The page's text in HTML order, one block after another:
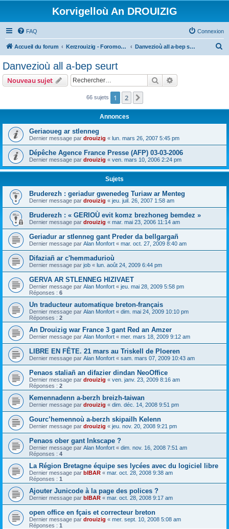
Korvigelloù An DROUIZIG
FAQ Connexion
Accueil du forum Kerzrouizig - Foromoù An Drouizig Danvezioù all a-bep seurt
e
Danvezioù all a-bep seurt
Nouveau sujet Rechercher
66 sujets 1 2
Annonces
Geriaoueg ar stlenneg
Dernier message par drouizig « lun. mars 26, 2007 5:45 pm
Dépêche Agence France Presse (AFP) 03-03-2006
Dernier message par drouizig « ven. mars 10, 2006 2:24 pm
Sujets
Bruderezh : geriadur gwenedeg Turiaw ar Menteg
Dernier message par drouizig « jeu. juil. 26, 2007 1:58 am
Bruderezh : « GERIOÙ evit komz brezhoneg bemdez »
Dernier message par drouizig « mar. mai 23, 2006 11:14 am
Geriadur ar stlenneg gant Preder da bellgargañ
Dernier message par Alan Monfort « mar. oct. 27, 2009 8:40 am
Difaziañ ar c'hemmadurioù
Dernier message par job « lun. août 24, 2009 6:44 pm
GERVA AR STLENNEG HIZIVAET
Dernier message par Alan Monfort « jeu. mai 28, 2009 5:58 pm
Réponses : 6
Un traducteur automatique breton-français
Dernier message par Alan Monfort « dim. mai 24, 2009 10:10 pm
Réponses : 2
An Drouizig war France 3 gant Red an Amzer
Dernier message par Alan Monfort « mer. mars 18, 2009 9:12 am
LIBRE EN FÊTE. 21 mars au Triskell de Ploeren
Dernier message par Alan Monfort « sam. mars 07, 2009 10:43 am
Penaos staliañ an difazier dindan NeoOffice
Dernier message par drouizig « ven. janv. 23, 2009 8:16 am
Réponses : 2
Kemennadenn a-berzh breizh-taiwan
Dernier message par drouizig « dim. déc. 14, 2008 9:51 pm
Gourc’hemennoù a-berzh skipailh Kelenn
Dernier message par drouizig « jeu. nov. 20, 2008 9:21 pm
Penaos ober gant Inkscape ?
Dernier message par Alan Monfort « dim. nov. 16, 2008 7:51 am
Réponses : 4
La Région Bretagne équipe ses lycées avec du logiciel libre
Dernier message par bIBAR « mar. oct. 28, 2008 9:38 am
Réponses : 1
Ajouter Junicode à la page des polices ?
Dernier message par bIBAR « mar. oct. 28, 2008 9:17 am
open office en fçais et correcteur breton
Dernier message par drouizig « mer. sept. 10, 2008 5:08 am
Réponses : 1